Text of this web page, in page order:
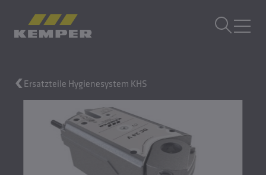
Walzprodukte
Unternehmen
DE| DE Sprachwechsler
Ersatzteile Hygienesystem KHS